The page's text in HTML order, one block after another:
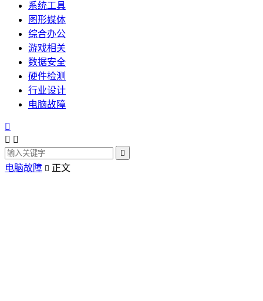
系统工具
图形媒体
综合办公
游戏相关
数据安全
硬件检测
行业设计
电脑故障

 

电脑故障  正文